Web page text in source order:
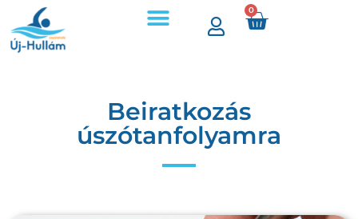
0
Beiratkozás
úszótanfolyamra